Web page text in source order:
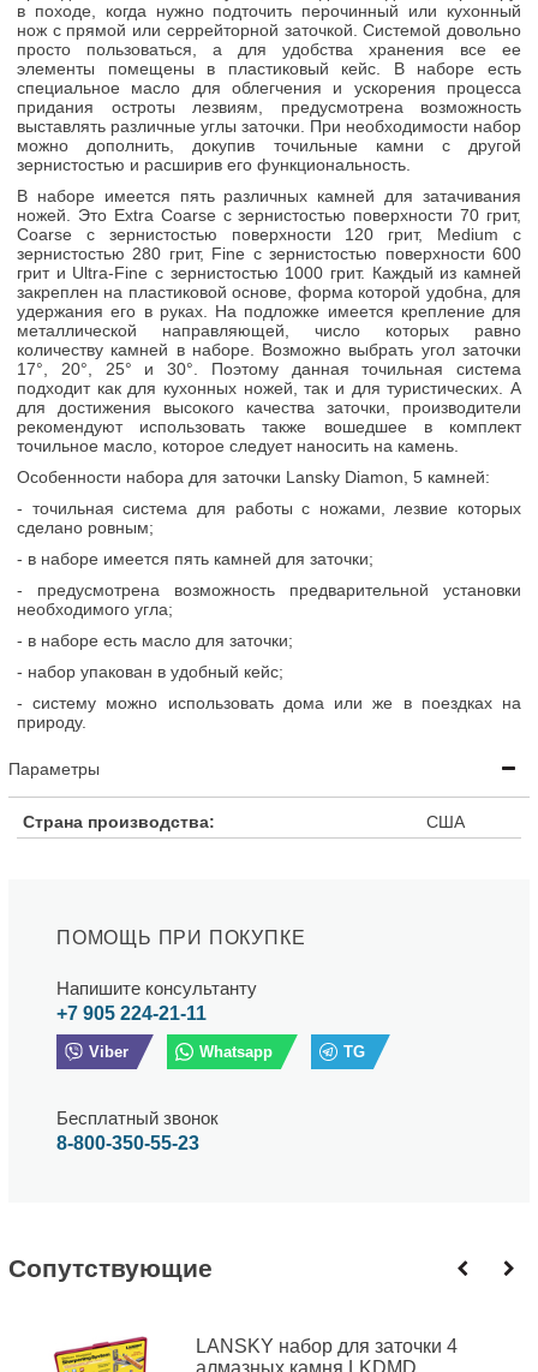
в походе, когда нужно подточить перочинный или кухонный
нож с прямой или серрейторной заточкой. Системой довольно
просто пользоваться, а для удобства хранения все ее
элементы помещены в пластиковый кейс. В наборе есть
специальное масло для облегчения и ускорения процесса
придания остроты лезвиям, предусмотрена возможность
выставлять различные углы заточки. При необходимости набор
можно дополнить, докупив точильные камни с другой
зернистостью и расширив его функциональность.
В наборе имеется пять различных камней для затачивания
ножей. Это Extra Coarse с зернистостью поверхности 70 грит,
Coarse с зернистостью поверхности 120 грит, Medium с
зернистостью 280 грит, Fine с зернистостью поверхности 600
грит и Ultra-Fine с зернистостью 1000 грит. Каждый из камней
закреплен на пластиковой основе, форма которой удобна, для
удержания его в руках. На подложке имеется крепление для
металлической направляющей, число которых равно
количеству камней в наборе. Возможно выбрать угол заточки
17°, 20°, 25° и 30°. Поэтому данная точильная система
подходит как для кухонных ножей, так и для туристических. А
для достижения высокого качества заточки, производители
рекомендуют использовать также вошедшее в комплект
точильное масло, которое следует наносить на камень.
Особенности набора для заточки Lansky Diamon, 5 камней:
- точильная система для работы с ножами, лезвие которых
сделано ровным;
- в наборе имеется пять камней для заточки;
- предусмотрена возможность предварительной установки
необходимого угла;
- в наборе есть масло для заточки;
- набор упакован в удобный кейс;
- систему можно использовать дома или же в поездках на
природу.
Параметры
Страна производства: США
ПОМОЩЬ ПРИ ПОКУПКЕ
Напишите консультанту
+7 905 224-21-11
Viber Whatsapp TG
Бесплатный звонок
8-800-350-55-23
Cопутствующие
LANSKY набор для заточки 4
алмазных камня LKDMD